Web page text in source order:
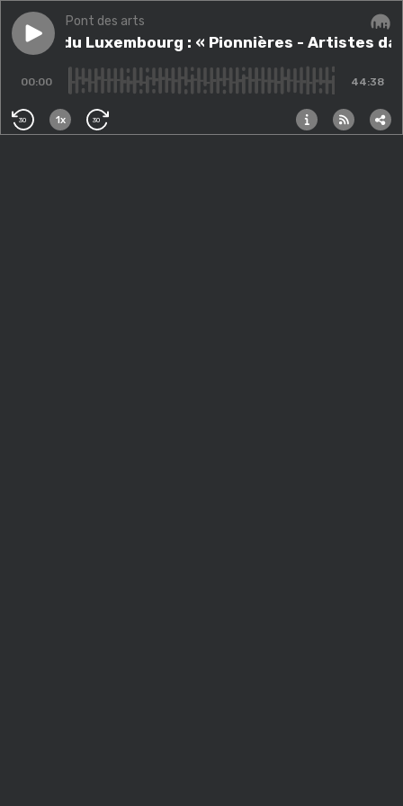
Play episodeMusée du Luxembourg : « Pionnières - Artistes dans
Pont des arts
Musée du Luxembourg : « Pionnières - Artistes
00:00 44:38
30 1x 30